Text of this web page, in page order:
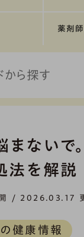
薬剤
まないで
法を解説
/ 2026.03.17
健康情報